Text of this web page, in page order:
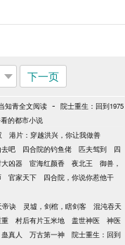
下一页
知青全文阅读 - 院士重生：回到1975
的都市小说
港片：穿越洪兴，你让我做善
吧 四合院的钓鱼佬 匹夫驾到
四
大凶器 宦海红颜香 夜北王
御兽，
官家天下
四合院，你说你惹他干
帝诀 灵墟，剑棺，瞎剑客
混沌吞天
村后有片玉米地 盖世神医
神医
蛊真人 万古第一神
院士重生：回到